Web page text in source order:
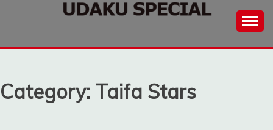
UDAKU SPECIAL
Category: Taifa Stars